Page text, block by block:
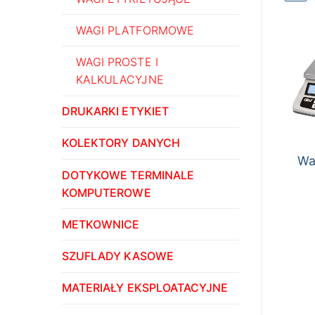
WAGI PLATFORMOWE
WAGI PROSTE I
KALKULACYJNE
DRUKARKI ETYKIET
KOLEKTORY DANYCH
DOTYKOWE TERMINALE
KOMPUTEROWE
METKOWNICE
SZUFLADY KASOWE
MATERIAŁY EKSPLOATACYJNE